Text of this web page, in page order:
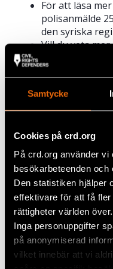
Samtycke
Cookies på crd.org
På crd.org använder
besökarbeteenden
Den statistiken hjälper
effektivare för att få
rättigheter världen över.
Inga personuppgifter
på anonymiserad
vilket innebär att vi
För att läsa
polisanmälde
den syriska
Vill du veta
engelska
Kontakt
Civil Rights Defenders
(0)76 576 27 62.
Var med och ställ
Bashar al-Assads
fruktansvärda brott
att utkräva ansvar!
Dela